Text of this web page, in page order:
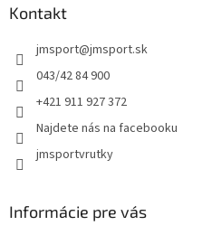
Kontakt
jmsport@jmsport.sk
043/42 84 900
+421 911 927 372
Najdete nás na facebooku
jmsportvrutky
Informácie pre vás